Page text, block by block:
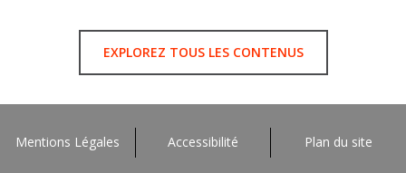
EXPLOREZ TOUS LES CONTENUS
Mentions Légales Accessibilité Plan du site